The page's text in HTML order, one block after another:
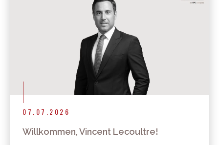
07.07.2026
Willkommen, Vincent Lecoultre!